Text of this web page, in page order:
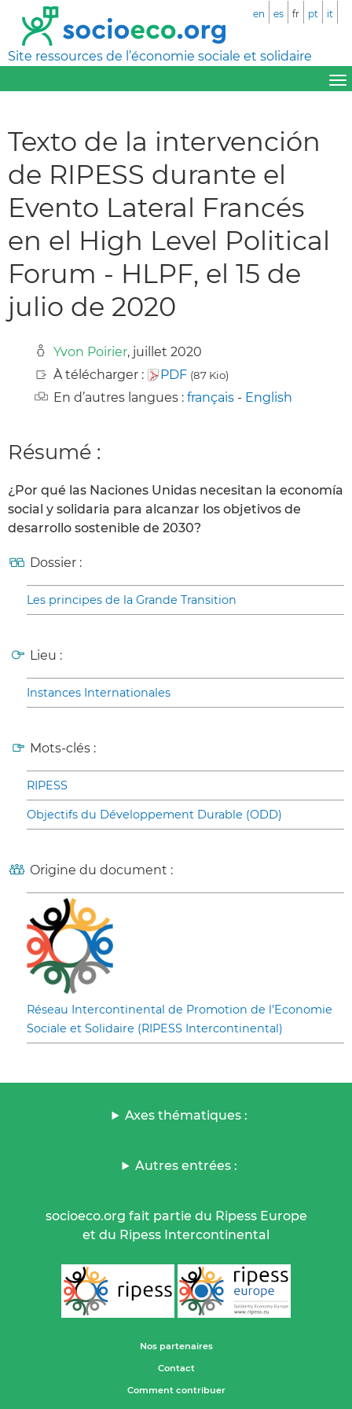
Site ressources de l’économie sociale et solidaire
en es fr pt it
Texto de la intervención
de RIPESS durante el
Evento Lateral Francés
en el High Level Political
Forum - HLPF, el 15 de
julio de 2020
Yvon Poirier, juillet 2020
À télécharger :
PDF (87 Kio)
En d’autres langues : français - English
Résumé :
¿Por qué las Naciones Unidas necesitan la economía
social y solidaria para alcanzar los objetivos de
desarrollo sostenible de 2030?
Dossier :
Les principes de la Grande Transition
Lieu :
Instances Internationales
Mots-clés :
RIPESS
Objectifs du Développement Durable (ODD)
Origine du document :
Réseau Intercontinental de Promotion de l’Economie
Sociale et Solidaire (RIPESS Intercontinental)
Axes thématiques :
Autres entrées :
socioeco.org fait partie du Ripess Europe
et du Ripess Intercontinental
Nos partenaires
Contact
Comment contribuer